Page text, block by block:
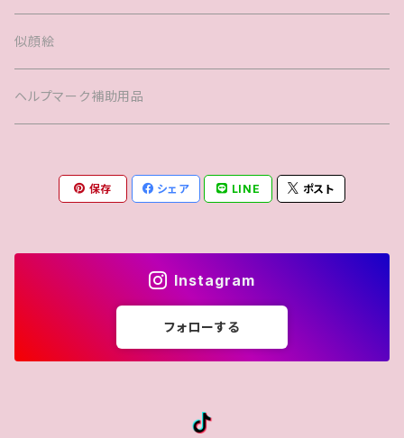
キッズTシャツ
似顔絵
ヘルプマーク補助用品
保存 シェア LINE ポスト
Instagram
フォローする